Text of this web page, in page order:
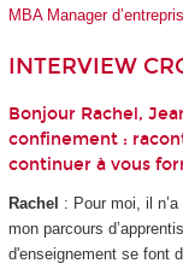
MBA Manager
INTERVIEW
Bonjour Rachel,
confinement :
continuer à vous
Rachel : Pour moi, il
mon parcours
d'enseignementse font